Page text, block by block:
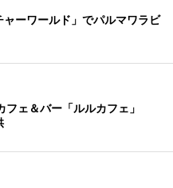
ャーワールド」でパルマワラビ
フェ＆バー「ルルカフェ」